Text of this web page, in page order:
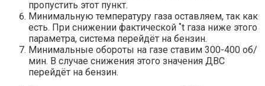
пропустить этот пункт.
Минимальную температуру газа оставляем, так как
есть. При снижении фактической ˚t газа ниже этого
параметра, система перейдёт на бензин.
Минимальные обороты на газе ставим 300-400 об/
мин. В случае снижения этого значения ДВС
перейдёт на бензин.